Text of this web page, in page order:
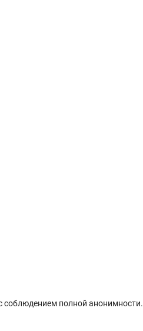
полной анонимности.